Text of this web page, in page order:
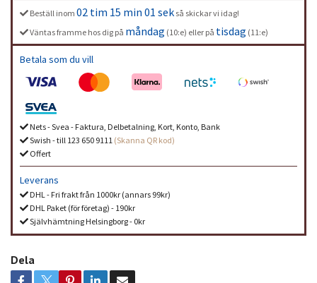
Beställ inom 02 tim 15 min 01 sek så skickar vi idag!
Väntas framme hos dig på måndag (10:e) eller på tisdag (11:e)
Betala som du vill
Nets - Svea - Faktura, Delbetalning, Kort, Konto, Bank
Swish - till 123 650 9111 (Skanna QR kod)
Offert
Leverans
DHL - Fri frakt från 1000kr (annars 99kr)
DHL Paket (för företag) - 190kr
Självhämtning Helsingborg - 0kr
Dela